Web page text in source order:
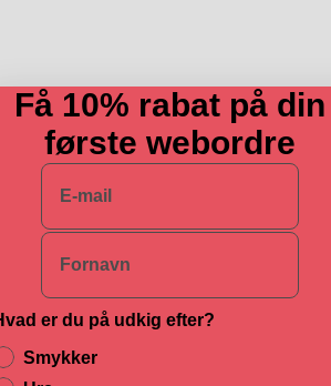
Få 10% rabat på din
første webordre
E-mail
Navn
er du på udkig efter?
Smykker